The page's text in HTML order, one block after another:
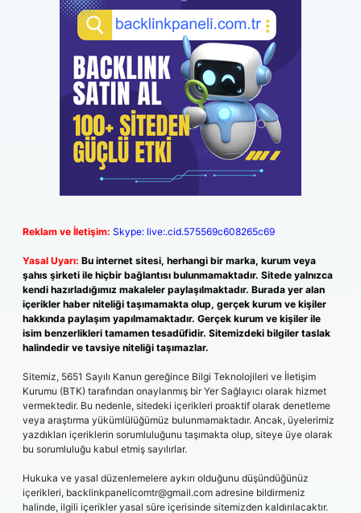
Reklam ve İletişim: Skype: live:.cid.575569c608265c69
Yasal Uyarı: Bu internet sitesi, herhangi bir marka, kurum veya
şahıs şirketi ile hiçbir bağlantısı bulunmamaktadır. Sitede yalnızca
kendi hazırladığımız makaleler paylaşılmaktadır. Burada yer alan
içerikler haber niteliği taşımamakta olup, gerçek kurum ve kişiler
hakkında paylaşım yapılmamaktadır. Gerçek kurum ve kişiler ile
isim benzerlikleri tamamen tesadüfidir. Sitemizdeki bilgiler taslak
halindedir ve tavsiye niteliği taşımazlar.
Sitemiz, 5651 Sayılı Kanun gereğince Bilgi Teknolojileri ve İletişim
Kurumu (BTK) tarafından onaylanmış bir Yer Sağlayıcı olarak hizmet
vermektedir. Bu nedenle, sitedeki içerikleri proaktif olarak denetleme
veya araştırma yükümlülüğümüz bulunmamaktadır. Ancak, üyelerimiz
yazdıkları içeriklerin sorumluluğunu taşımakta olup, siteye üye olarak
bu sorumluluğu kabul etmiş sayılırlar.
Hukuka ve yasal düzenlemelere aykırı olduğunu düşündüğünüz
içerikleri, backlinkpanelicomtr@gmail.com adresine bildirmeniz
halinde, ilgili içerikler yasal süre içerisinde sitemizden kaldırılacaktır.